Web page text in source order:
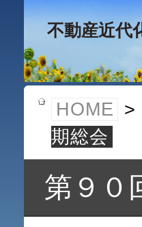
不動産近
HOME >
期総会
第９０